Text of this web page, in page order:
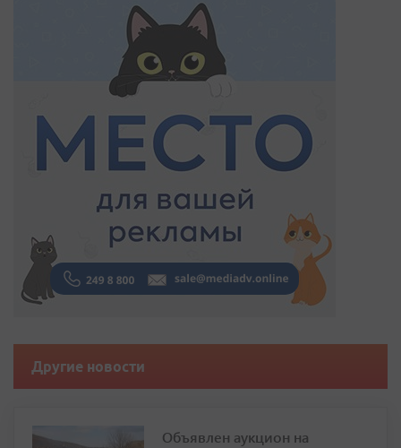
Другие новости
Объявлен аукцион на